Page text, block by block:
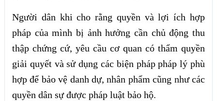
Người dân khi cho rằng quyền và lợi ích hợp
pháp của mình bị ảnh hưởng cần chủ động thu
thập chứng cứ, yêu cầu cơ quan có thẩm quyền
giải quyết và sử dụng các biện pháp pháp lý phù
hợp để bảo vệ danh dự, nhân phẩm cũng như các
quyền dân sự được pháp luật bảo hộ.